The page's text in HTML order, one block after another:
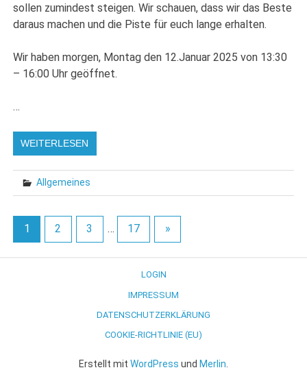
sollen zumindest steigen. Wir schauen, dass wir das Beste
daraus machen und die Piste für euch lange erhalten.
Wir haben morgen, Montag den 12.Januar 2025 von 13:30
– 16:00 Uhr geöffnet.
…
WEITERLESEN
Allgemeines
1 2 3 … 17 »
LOGIN
IMPRESSUM
DATENSCHUTZERKLÄRUNG
COOKIE-RICHTLINIE (EU)
Erstellt mit WordPress und Merlin